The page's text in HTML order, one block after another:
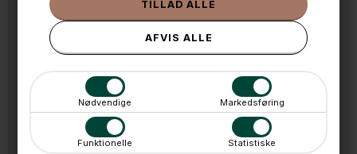
Nødvendige Markedsføring
Funktionelle Statistiske
LÆG I KURVEN LÆG I KURVEN